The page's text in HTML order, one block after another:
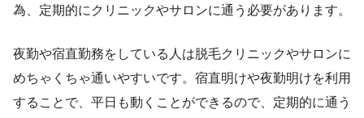
為、定期的にクリニックやサロンに通う必要があります。
夜勤や宿直勤務をしている人は脱毛クリニックやサロンに
めちゃくちゃ通いやすいです。宿直明けや夜勤明けを利用
することで、平日も動くことができるので、定期的に通う